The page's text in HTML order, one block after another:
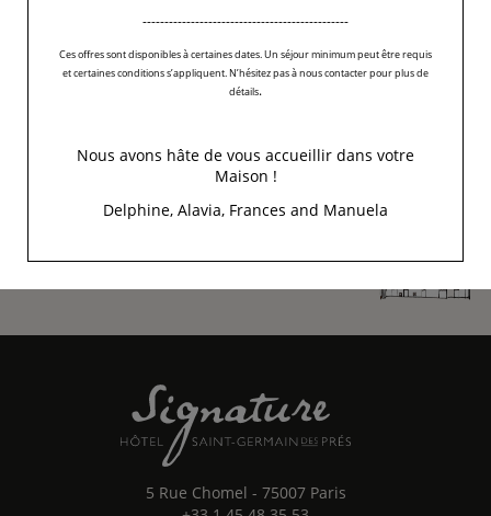
5 Rue Chomel - 75007 Paris
-----------------------------------------------
Ces offres sont disponibles à certaines dates. Un séjour minimum peut être requis
et certaines conditions s’appliquent. N’hésitez pas à nous contacter pour plus de
détails.
Nous avons hâte de vous accueillir dans votre
Maison !
Delphine, Alavia, Frances and Manuela